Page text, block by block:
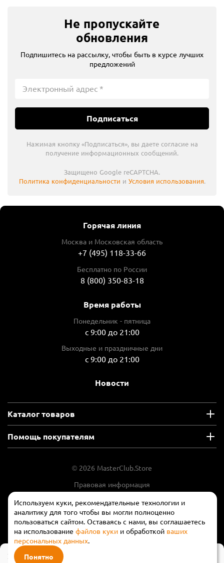
Используем куки, рекомендательные технологии и
аналитику для того чтобы вы могли полноценно
пользоваться сайтом. Оставаясь с нами, вы соглашаетесь
на использование файлов куки и обработкой ваших
персональных данных.
Понятно
21 990 ₽
Не пропускайте
обновления
Подпишитесь на рассылку, чтобы быть в курсе лучших
предложений
Подписаться
Нажимая кнопку «Подписаться», вы даете согласие на
получение информационных сообщений.
Защищено Google reCAPTCHA.
Политика конфиденциальности и Условия использования.
Горячая линия
Москва и Московская область
+7 (495) 118-33-66
Бесплатно по России
8 (800) 350-83-18
Время работы
Понедельник - пятница
с 9:00 до 21:00
Выходные и праздничные дни
с 9:00 до 21:00
Новости
Каталог товаров
Помощь покупателям
© 2026 MasterClub.Store
Правовая информация
Положение об обработки и защите
персональных данных